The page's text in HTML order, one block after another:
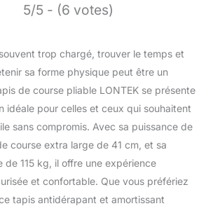
5/5 - (6 votes)
trop chargé, trouver le temps et
sa forme physique peut être un
de course pliable LONTEK se présente
idéale pour celles et ceux qui souhaitent
sans compromis. Avec sa puissance de
course extra large de 41 cm, et sa
115 kg, il offre une expérience
et confortable. Que vous préfériez
tapis antidérapant et amortissant